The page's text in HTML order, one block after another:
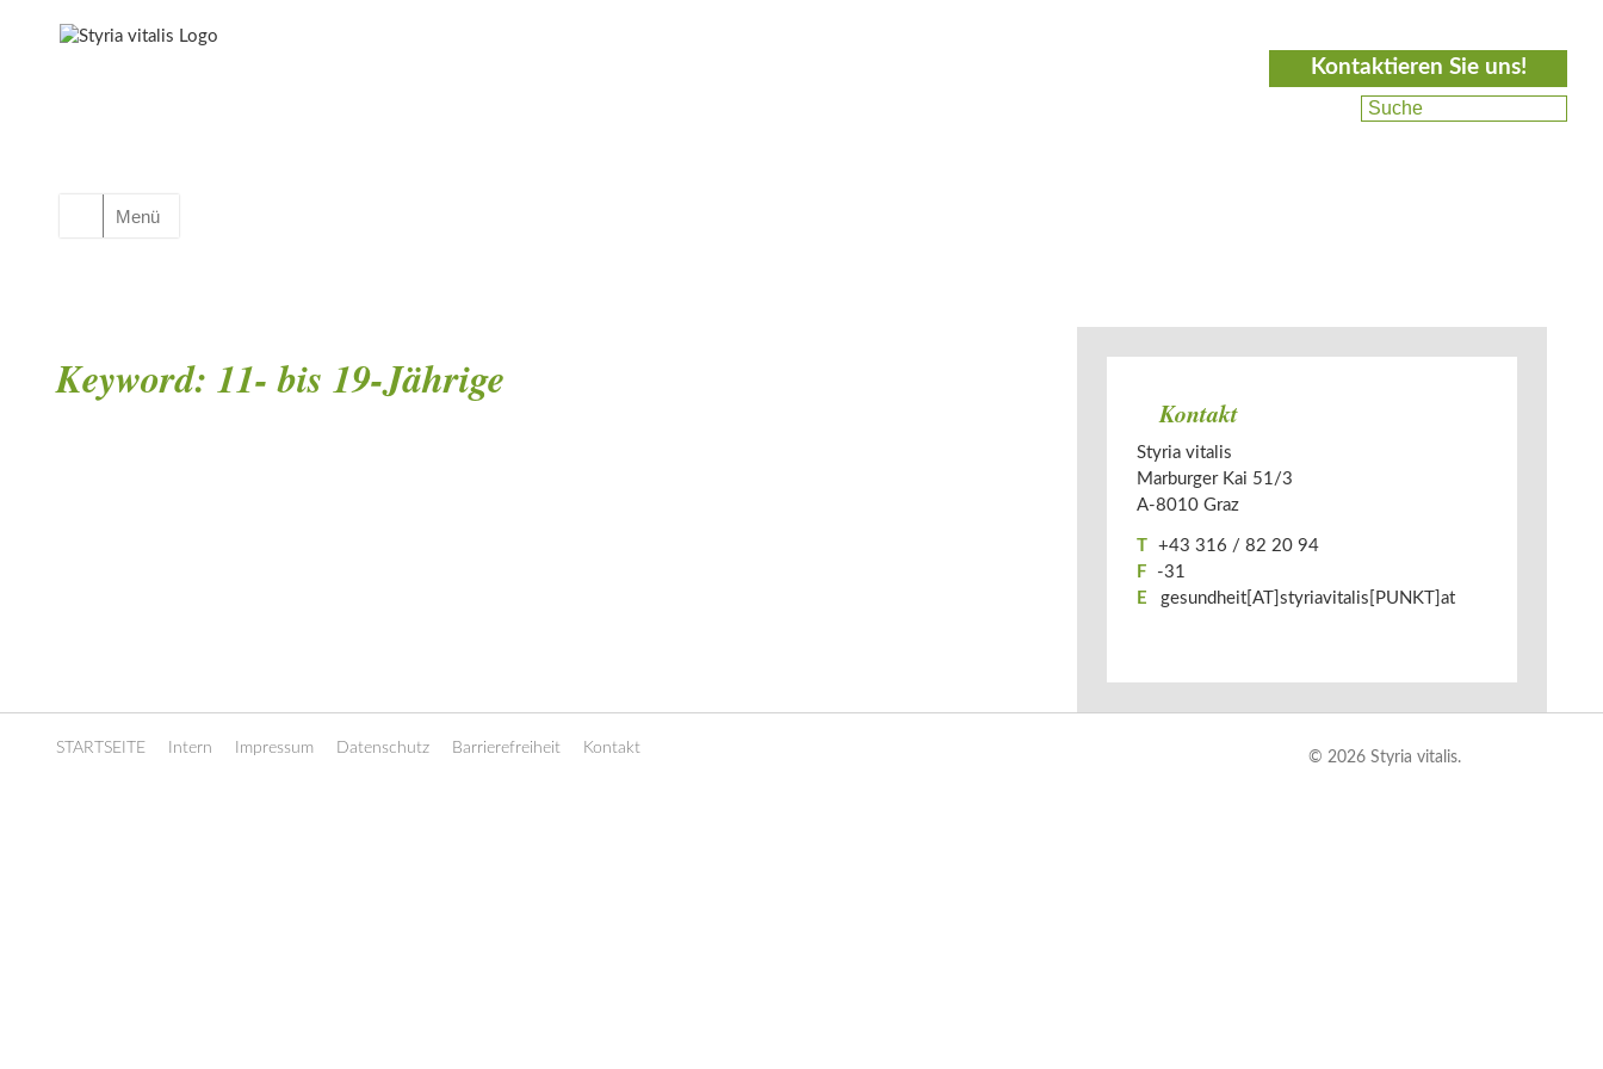
Kontaktieren Sie uns!
Menü
Keyword: 11- bis 19-Jährige
Kontakt
Styria vitalis
Marburger Kai 51/3
A-­8010 Graz
T
+43 316 / 82 20 94
F
-31
E
gesundheit[AT]styriavitalis[PUNKT]at
STARTSEITE Intern Impressum Datenschutz Barrierefreiheit Kontakt
© 2026 Styria vitalis.